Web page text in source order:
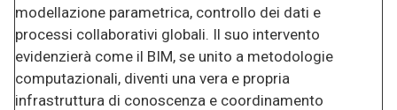
modellazione parametrica, controllo dei dati e
processi collaborativi globali. Il suo intervento
evidenzierà come il BIM, se unito a metodologie
computazionali, diventi una vera e propria
infrastruttura di conoscenza e coordinamento